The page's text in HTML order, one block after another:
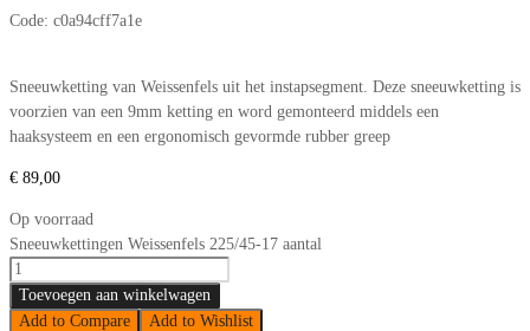
Code: c0a94cff7a1e
Sneeuwketting van Weissenfels uit het instapsegment. Deze sneeuwketting is
voorzien van een 9mm ketting en word gemonteerd middels een
haaksysteem en een ergonomisch gevormde rubber greep
€ 89,00
Op voorraad
Sneeuwkettingen Weissenfels 225/45-17 aantal
Toevoegen aan winkelwagen
Add to Compare
Add to Wishlist